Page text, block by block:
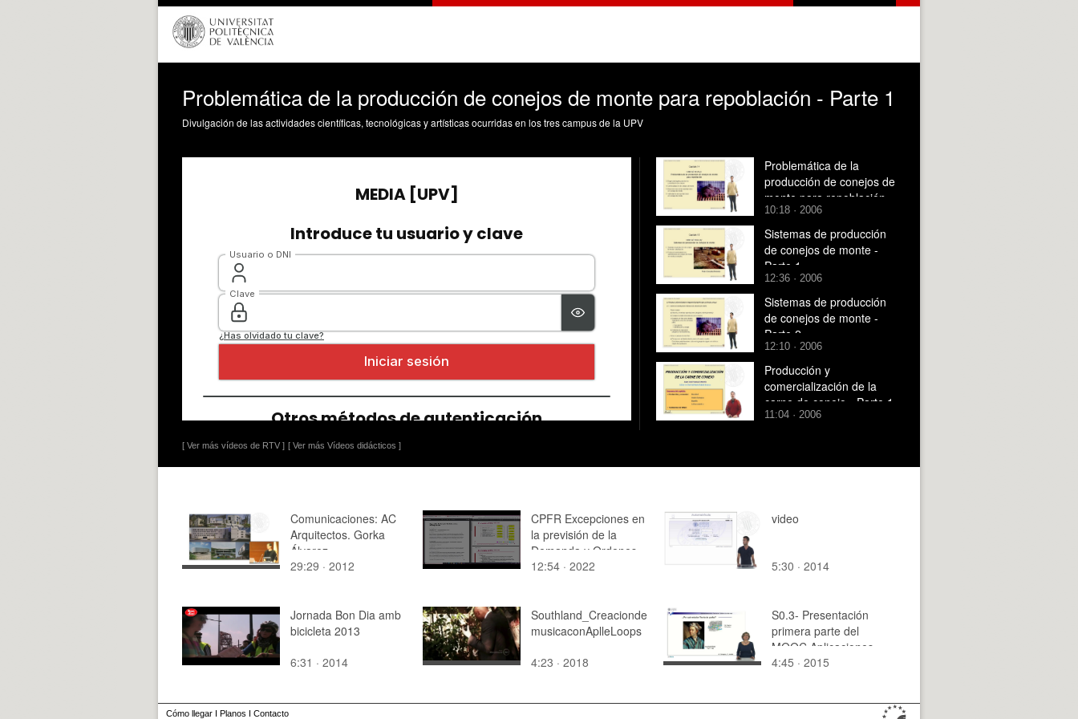
Problemática de la producción de conejos de monte para repoblación - Parte 1
Divulgación de las actividades científicas, tecnológicas y artísticas ocurridas en los tres campus de la UPV
[ Ver más vídeos de RTV ] [ Ver más Vídeos didácticos ]
Problemática de la
producción de conejos de
monte para repoblación -
Parte 2
10:18 · 2006
Sistemas de producción
de conejos de monte -
Parte 1
12:36 · 2006
Sistemas de producción
de conejos de monte -
Parte 2
12:10 · 2006
Producción y
comercialización de la
carne de conejo - Parte 1
11:04 · 2006
Comunicaciones: AC
Arquitectos. Gorka
Álvarez
29:29 · 2012
CPFR Excepciones en
la previsión de la
Demanda y Ordenes
12:54 · 2022
video
5:30 · 2014
Jornada Bon Dia amb
bicicleta 2013
6:31 · 2014
Southland_Creacionde
musicaconAplleLoops
4:23 · 2018
S0.3- Presentación
primera parte del
MOOC Aplicaciones
de la teoría de grafos
4:45 · 2015
Cómo llegar I Planos I Contacto